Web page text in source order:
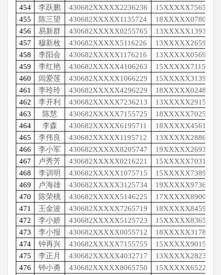
454
李跃鹏 430682XXXXX2236236
15XXXXX7565
455
陈三望 430682XXXXX1135724
18XXXXX0780
456
易新群 430682XXXXX0255765
13XXXXX1393
457
穆新枚 430682XXXXX5116226
13XXXXX2659
458
李阳会 430682XXXXX1176216
13XXXXX0569
459
李红艳 430682XXXXX4106263
15XXXXX7115
460
闾爱莲 430682XXXXX1066229
15XXXXX3139
461
李玲玲 430682XXXXX4296229
18XXXXX0248
462
李开利 430682XXXXX7236213
13XXXXX2915
463
陈慧 430682XXXXX7155725
18XXXXX7025
464
李森 430682XXXXX6195711
18XXXXX4561
465
李伟良 430682XXXXX1195712
13XXXXX2886
466
李小军 430682XXXXX8205747
19XXXXX2693
467
卢秀芳 430682XXXXX0216221
15XXXXX7031
468
李训明 430682XXXXX1075715
15XXXXX7389
469
卢海雄 430682XXXXX3125734
19XXXXX9736
470
陈荣桃 430682XXXXX5146225
17XXXXX8900
471
王金波 430682XXXXX7265719
18XXXXX8459
472
李小娇 430682XXXXX5125723
15XXXXX8365
473
李小报 430682XXXXX0055712
18XXXXX3178
474
钟再兴 430682XXXXX7155755
15XXXXX9015
475
李正月 430682XXXXX4032717
13XXXXX2823
476
钟小勇 430682XXXXX8065750
15XXXXX6522